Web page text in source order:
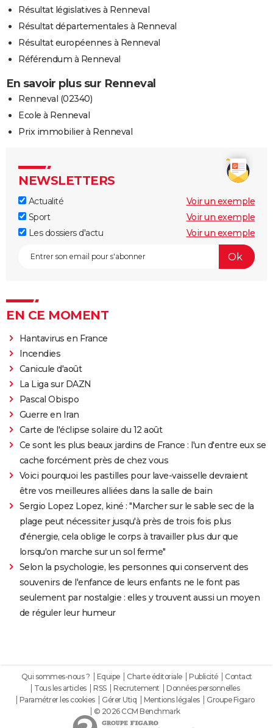
Résultat législatives à Renneval
Résultat départementales à Renneval
Résultat européennes à Renneval
Référendum à Renneval
En savoir plus sur Renneval
Renneval (02340)
Ecole à Renneval
Prix immobilier à Renneval
NEWSLETTERS
Actualité
Voir un exemple
Sport
Voir un exemple
Les dossiers d'actu
Voir un exemple
EN CE MOMENT
Hantavirus en France
Incendies
Canicule d'août
La Liga sur DAZN
Pascal Obispo
Guerre en Iran
Carte de l'éclipse solaire du 12 août
Ce sont les plus beaux jardins de France : l'un d'entre eux se
cache forcément près de chez vous
Voici pourquoi les pastilles pour lave-vaisselle devraient
être vos meilleures alliées dans la salle de bain
Sergio Lopez Lopez, kiné : "Marcher sur le sable sec de la
plage peut nécessiter jusqu'à près de trois fois plus
d'énergie, cela oblige le corps à travailler plus dur que
lorsqu'on marche sur un sol ferme"
Selon la psychologie, les personnes qui conservent des
souvenirs de l'enfance de leurs enfants ne le font pas
seulement par nostalgie : elles y trouvent aussi un moyen
de réguler leur humeur
Qui sommes-nous ? Equipe Charte éditoriale Publicité
Contact
Tous les articles
RSS Recrutement
Données personnelles
Paramétrer les cookies
Gérer Utiq Mentions légales
Groupe Figaro
© 2026 CCM Benchmark